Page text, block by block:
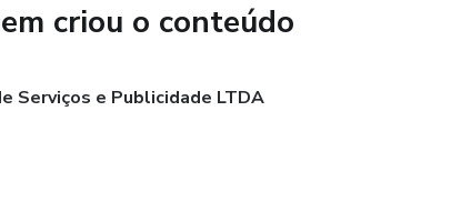
criou o conteúdo
Serviços e Publicidade LTDA